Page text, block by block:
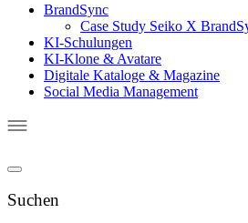
BrandSync
Case Study Seiko X
KI-Schulungen
KI-Klone & Avatare
Digitale Kataloge & Magazine
Social Media Management
Suchen